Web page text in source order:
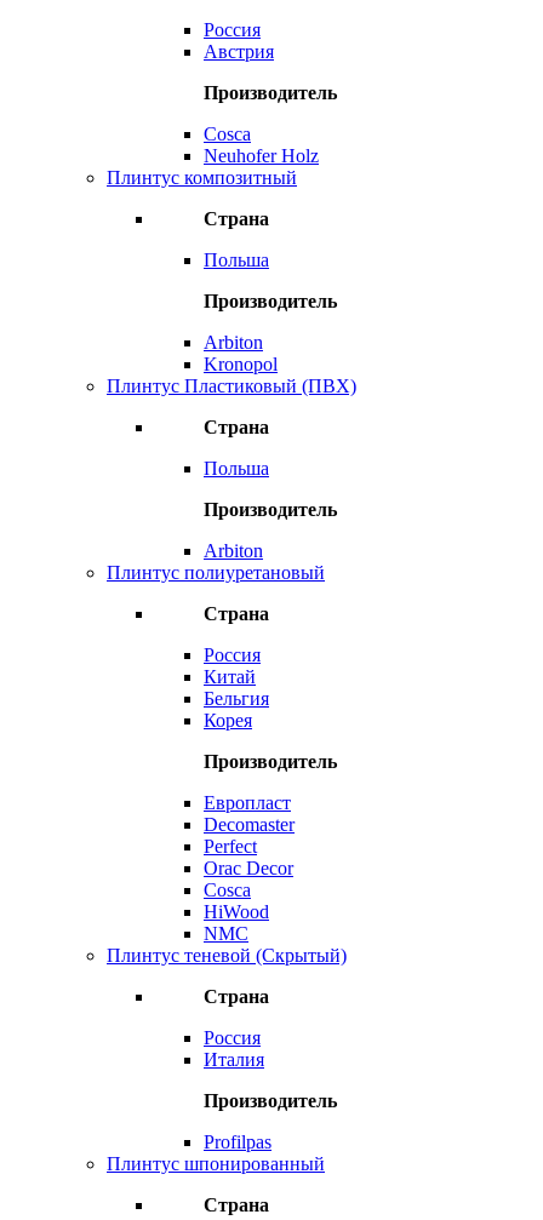
Россия
Австрия
Производитель
Cosca
Neuhofer Holz
Плинтус композитный
Страна
Польша
Производитель
Arbiton
Kronopol
Плинтус Пластиковый (ПВХ)
Страна
Польша
Производитель
Arbiton
Плинтус полиуретановый
Страна
Россия
Китай
Бельгия
Корея
Производитель
Европласт
Decomaster
Perfect
Orac Decor
Cosca
HiWood
NMC
Плинтус теневой (Скрытый)
Страна
Россия
Италия
Производитель
Profilpas
Плинтус шпонированный
Страна